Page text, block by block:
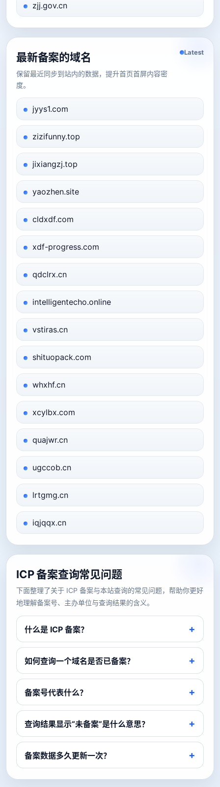
zjj.gov.cn
最新备案的域名
保留最近同步到站内的数据，提升首页首屏内容密
度。
Latest
jyys1.com
zizifunny.top
jixiangzj.top
yaozhen.site
cldxdf.com
xdf-progress.com
qdclrx.cn
intelligentecho.online
vstiras.cn
shituopack.com
whxhf.cn
xcylbx.com
quajwr.cn
ugccob.cn
lrtgmg.cn
iqjqqx.cn
ICP 备案查询常见问题
下面整理了关于 ICP 备案与本站查询的常见问题，帮助你更好
地理解备案号、主办单位与查询结果的含义。
什么是 ICP 备案？
如何查询一个域名是否已备案？
备案号代表什么？
查询结果显示“未备案”是什么意思？
备案数据多久更新一次？